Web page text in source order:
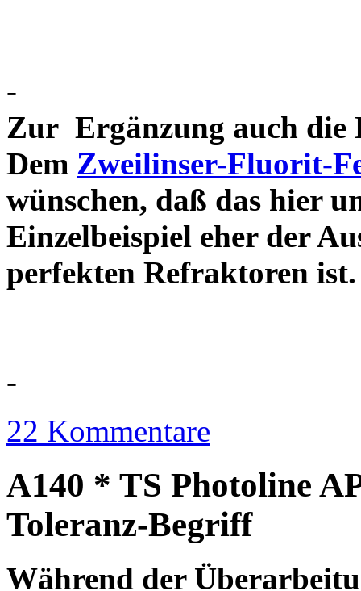
-
Zur Ergänzung auch die
Dem Zweilinser-Fluorit-
wünschen, daß das hier
Einzelbeispiel eher der
perfekten
-
22 Kommentare
A140 * TS Photoline
Toleranz-Begriff
Während der